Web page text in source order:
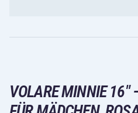
VOLARE MINNIE 16"